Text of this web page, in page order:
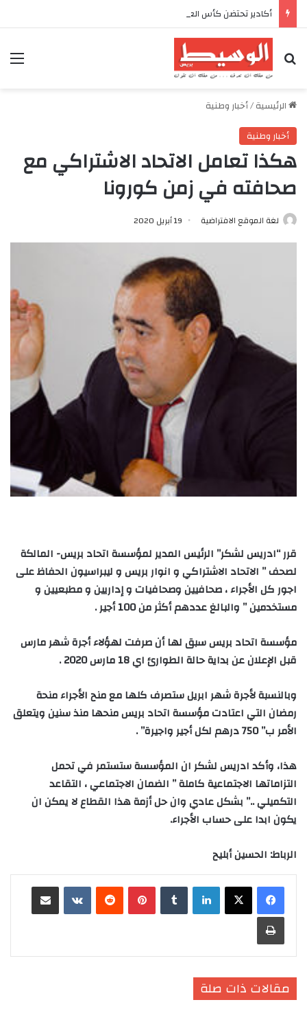
بحث عن
الرئيسية/أخبار وطنية
أخبار وطنية
هكذا تعامل الاتحاد الاشتراكي مع
صحافته في زمن كورونا
لغة الموقع الافتراضية 19 أبريل 2020
قرر “ادريس لشكر” الرئيس المدير لمؤسسة اتحاد بريس- المالكة
لصحف ” الاتحاد الاشتراكي و انوار بريس و ليبراسيون الحفاظ على
اجور كل الأجراء ، صحافيين وصحافيات و إداريين و مطبعيين و
مستخدمين ” والبالغ عددهم أكثر من 100 أجير .
مؤسسة اتحاد بريس سبق لها أن صرفت لهؤلاء أجرة شهر مارس
قبل الإعلان عن بداية حالة الطوارئ اي 18 مارس 2020
.
وبالنسبة لأجرة شهر ابريل ستصرف كلها مع منح الأجراء منحة
رمضان التي اعتادت مؤسسة اتحاد بريس منحها منذ سنين ويتعلق
الأمر ب” 750 درهم لكل أجير واجيرة
” .
هذا، وأكد ادريس لشكر ان المؤسسة ستستمر في تحمل
التزاماتها الاجتماعية كاملة ” الضمان الاجتماعي ، التقاعد
التكميلي ..” بشكل عادي وان حل أزمة هذا القطاع لا يمكن ان
يكون ابدا على حساب الأجراء.
الرباط: الحسين أبليح
لينكدإن بينتيريست
طباعة
مقالات ذات صلة